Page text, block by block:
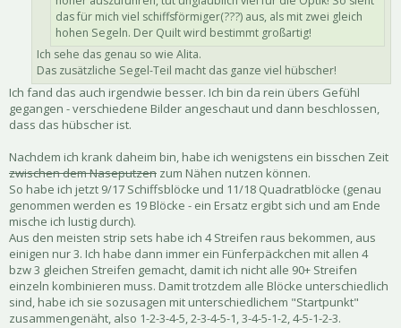
das für mich viel schiffsförmiger(???) aus, als mit zwei gleich
hohen Segeln. Der Quilt wird bestimmt großartig!
Ich sehe das genau so wie Alita.
Das zusätzliche Segel-Teil macht das ganze viel hübscher!
Ich fand das auch irgendwie besser. Ich bin da rein übers Gefühl
gegangen - verschiedene Bilder angeschaut und dann beschlossen,
dass das hübscher ist.
Nachdem ich krank daheim bin, habe ich wenigstens ein bisschen Zeit
zwischen dem Naseputzen zum Nähen nutzen können.
So habe ich jetzt 9/17 Schiffsblöcke und 11/18 Quadratblöcke (genau
genommen werden es 19 Blöcke - ein Ersatz ergibt sich und am Ende
mische ich lustig durch).
Aus den meisten strip sets habe ich 4 Streifen raus bekommen, aus
einigen nur 3. Ich habe dann immer ein Fünferpäckchen mit allen 4
bzw 3 gleichen Streifen gemacht, damit ich nicht alle 90+ Streifen
einzeln kombinieren muss. Damit trotzdem alle Blöcke unterschiedlich
sind, habe ich sie sozusagen mit unterschiedlichem "Startpunkt"
zusammengenäht, also 1-2-3-4-5, 2-3-4-5-1, 3-4-5-1-2, 4-5-1-2-3.